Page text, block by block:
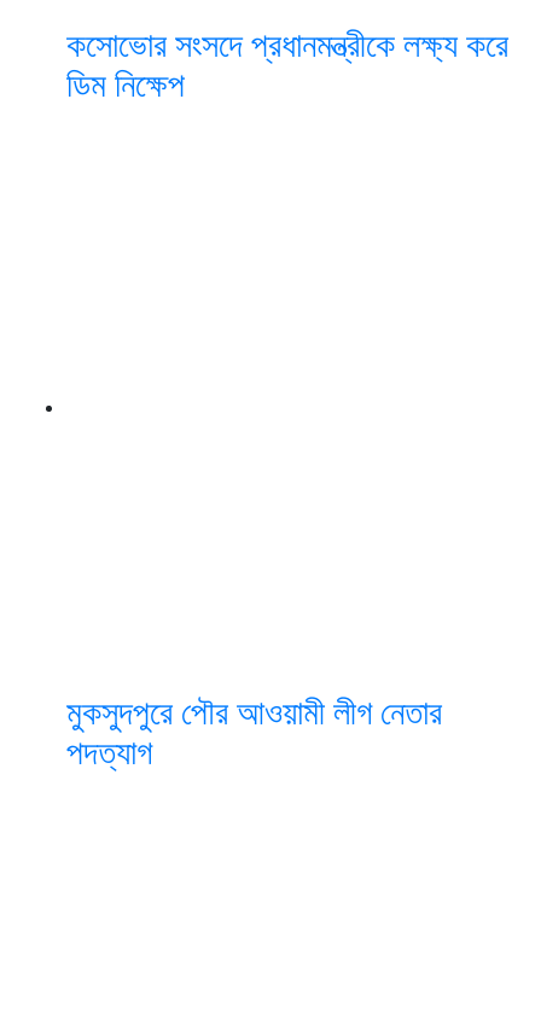
কসোভোর সংসদে প্রধানমন্ত্রীকে লক্ষ্য করে
ডিম নিক্ষেপ
মুকসুদপুরে পৌর আওয়ামী লীগ নেতার
পদত্যাগ